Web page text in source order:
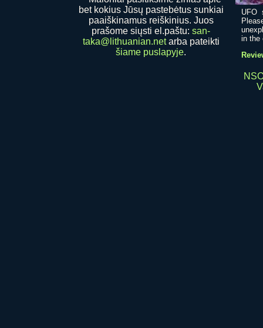
bet kokius Jūsų pastebėtus sunkiai
paaiškinamus reiškinius. Juos
prašome siųsti el.paštu: san-
taka@lithuanian.netarba pateikti
šiame puslapyje.
UFO
in the